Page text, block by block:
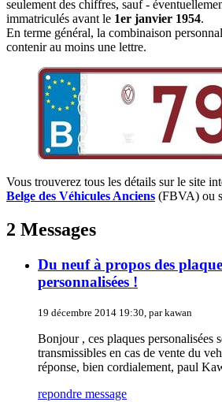
seulement des chiffres, sauf -
immatriculés avant le 1er janvier 1954.
En terme général, la combinaison
contenir au moins une lettre.
Vous trouverez tous les détails sur le site
Belge des Véhicules Anciens (FBVA) ou
2 Messages
Du neuf à propos des
personnalisées !
19 décembre 2014 19:30, par kawan
Bonjour , ces plaques personalisées
transmissibles en cas de vente du
réponse, bien cordialement, paul
repondre message